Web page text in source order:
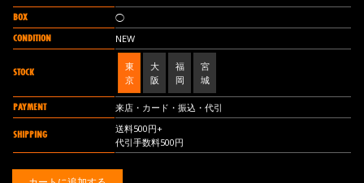
BOX ◯
CONDITION NEW
STOCK
東
京
大
阪
福
岡
宮
城
PAYMENT 来店・カード・振込・代引
SHIPPING
送料500円+
代引手数料500円